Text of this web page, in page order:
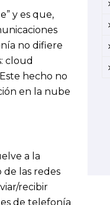
y es que,
no difiere
cloud
hecho no
en la nube
a la
de las redes
recibir
de telefonía